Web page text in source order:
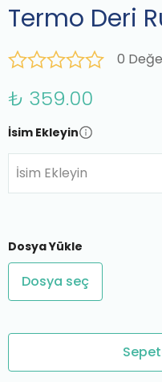
Termo Deri
0
₺ 359.00
İsim Ekleyin
İsim Ekleyin
Dosya Yükle
Dosya seç